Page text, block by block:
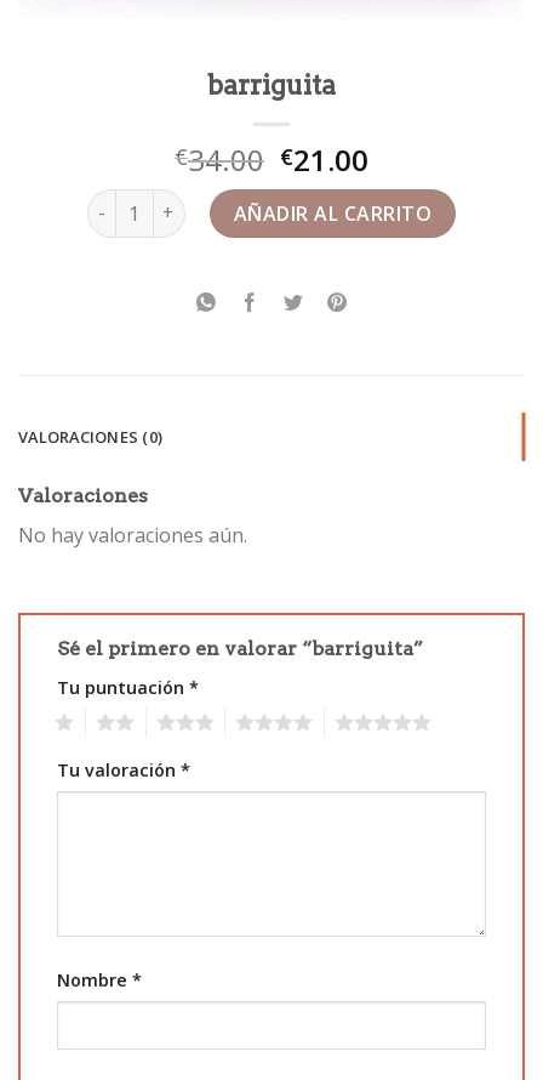
barriguita
€34.00 €21.00
barriguita cantidadAÑADIR AL CARRITO
VALORACIONES (0)
Valoraciones
No hay valoraciones aún.
Sé el primero en valorar “barriguita”
Tu puntuación *
Tu valoración *
Nombre *